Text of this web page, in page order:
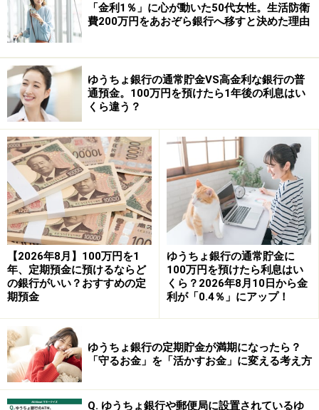
「気付いたらお金が貯まっていた！」という状態を作り
やすい貯め方で、貯金が苦手な人ほど相性がよいサービ
スです。
自動積立の主な特徴をまとめると次のとおりです。
【預け方（積み立ての期間）】
・毎月の積立（月1回）と、必要があれば特別な月（年6
回まで）に追加積立も可能。
・積立は最長6年間・最大108回まで設定できます。
【金利・計算方法】
・金利は半年複利で計算されます。
「金利1％」に心が動いた50代女性。生活防衛
費200万円をあおぞら銀行へ移すと決めた理由
ゆうちょ銀行の通常貯金VS高金利な銀行の普
通預金。100万円を預けたら1年後の利息はい
くら違う？
【2026年8月】100万円を1
年、定期預金に預けるならど
の銀行がいい？おすすめの定
期預金
ゆうちょ銀行の通常貯金に
100万円を預けたら利息はい
くら？2026年8月10日から金
利が「0.4％」にアップ！
ゆうちょ銀行の定期貯金が満期になったら？
「守るお金」を「活かすお金」に変える考え方
Q. ゆうちょ銀行や郵便局に設置されているゆ